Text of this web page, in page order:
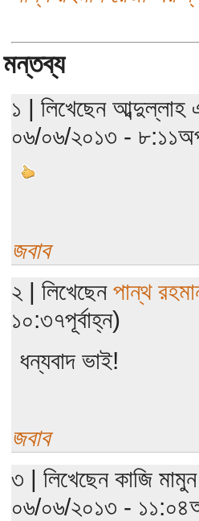
মন্তব্য
১ | লিখেছেন আব্দুল্লাহ
০৬/০৬/২০১৩ -
জবাব
২ | লিখেছেন পান্থ
১০:৩৭পূর্বাহ্ন)
ধন্যবাদ ভাই!
জবাব
৩ | লিখেছেন কাজি
০৬/০৬/২০১৩ -